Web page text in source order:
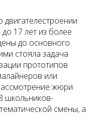
двигателестроении
17 лет из более
до основного
стояла задача
прототипов
или
жюри
школьников-
смены, а